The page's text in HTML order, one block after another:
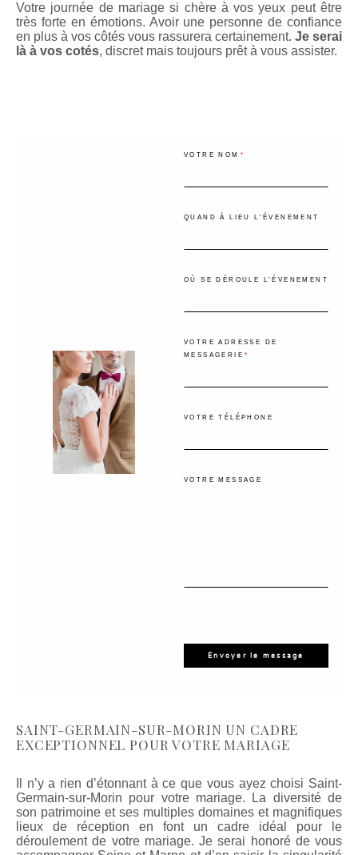
Votre journée de mariage si chère à vos yeux peut être
très forte en émotions. Avoir une personne de confiance
en plus à vos côtés vous rassurera certainement. Je serai
là à vos cotés, discret mais toujours prêt à vous assister.
VOTRE NOM
QUAND À LIEU L'ÉVENEMENT
OÙ SE DÉROULE L'ÉVENEMENT
VOTRE ADRESSE DE
MESSAGERIE
VOTRE TÉLÉPHONE
VOTRE MESSAGE
SAINT-GERMAIN-SUR-MORIN UN CADRE
EXCEPTIONNEL POUR VOTRE MARIAGE
Il n’y a rien d’étonnant à ce que vous ayez choisi Saint-
Germain-sur-Morin pour votre mariage. La diversité de
son patrimoine et ses multiples domaines et magnifiques
lieux de réception en font un cadre idéal pour le
déroulement de votre mariage. Je serai honoré de vous